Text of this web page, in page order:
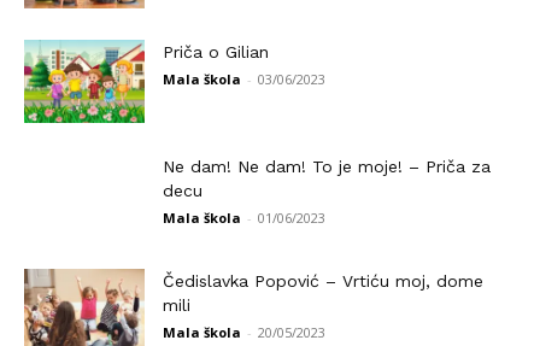
Priča o Gilian
Mala škola - 03/06/2023
Ne dam! Ne dam! To je moje! – Priča za
decu
Mala škola - 01/06/2023
Čedislavka Popović – Vrtiću moj, dome
mili
Mala škola - 20/05/2023